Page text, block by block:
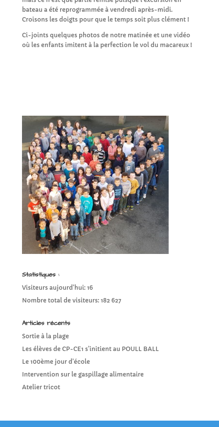
bateau a été reprogrammée à vendredi après-midi.
Croisons les doigts pour que le temps soit plus clément !
Ci-joints quelques photos de notre matinée et une vidéo
où les enfants imitent à la perfection le vol du macareux !
Statistiques :
Visiteurs aujourd’hui: 16
Nombre total de visiteurs: 182 627
Articles récents
Sortie à la plage
Les élèves de CP-CE1 s’initient au POULL BALL
Le 100ème jour d’école
Intervention sur le gaspillage alimentaire
Atelier tricot